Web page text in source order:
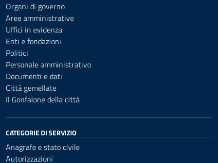
Organi di governo
Aree amministrative
Uffici in evidenza
Enti e fondazioni
Politici
Personale amministrativo
Documenti e dati
Città gemellate
Il Gonfalone della città
CATEGORIE DI SERVIZIO
Anagrafe e stato civile
Autorizzazioni